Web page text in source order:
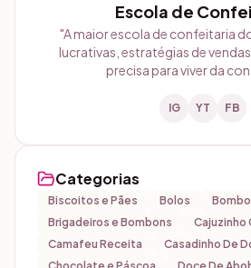
Escola de
"A maior escola de confeitaria
lucrativas, estratégias de
precisa para viver da
IG YT FB
Categorias
Biscoitos e Pães Bolos
Brigadeiros e Bombons
Cajuzinho
Camafeu Receita
Casadinho De